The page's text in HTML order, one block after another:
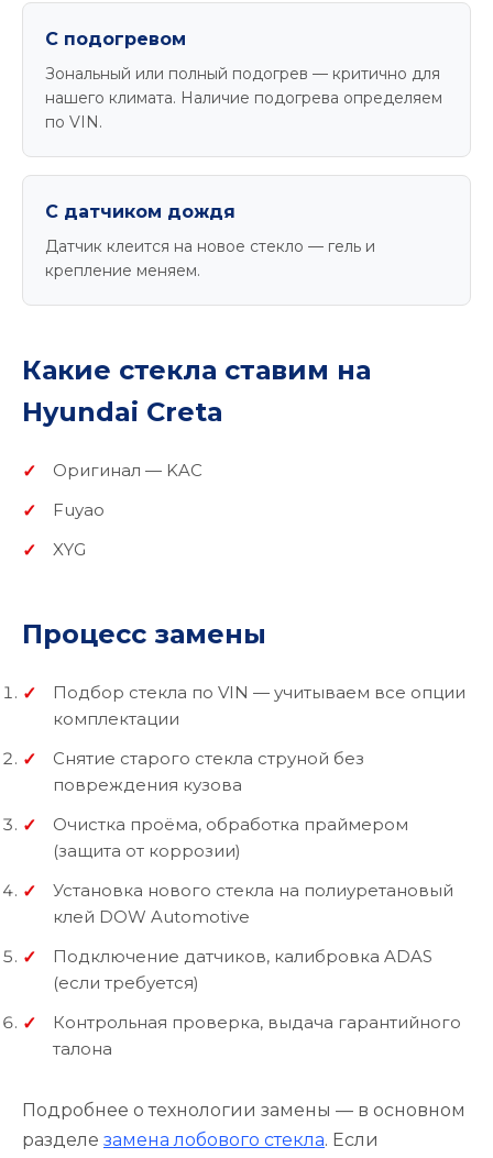
С подогревом
Зональный или полный подогрев — критично для
нашего климата. Наличие подогрева определяем
по VIN.
С датчиком дождя
Датчик клеится на новое стекло — гель и
крепление меняем.
Какие стекла ставим на
Hyundai Creta
Оригинал — KAC
Fuyao
XYG
Процесс замены
Подбор стекла по VIN — учитываем все опции
комплектации
Снятие старого стекла струной без
повреждения кузова
Очистка проёма, обработка праймером
(защита от коррозии)
Установка нового стекла на полиуретановый
клей DOW Automotive
Подключение датчиков, калибровка ADAS
(если требуется)
Контрольная проверка, выдача гарантийного
талона
Подробнее о технологии замены — в основном
разделе замена лобового стекла. Если